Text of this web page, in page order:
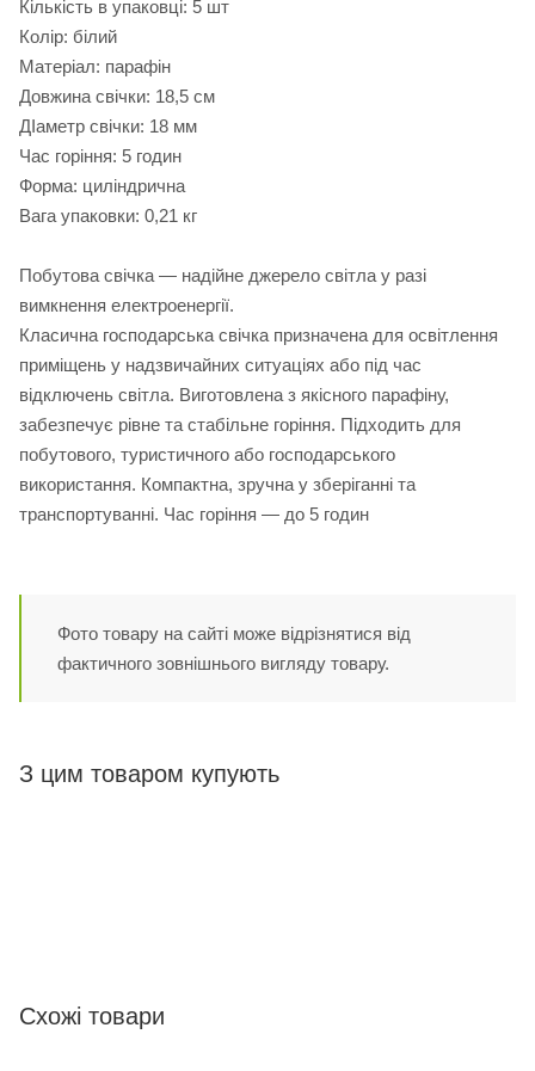
Кількість в упаковці: 5 шт
Колір: білий
Матеріал: парафін
Довжина свічки: 18,5 см
ДІаметр свічки: 18 мм
Час горіння: 5 годин
Форма: циліндрична
Вага упаковки: 0,21 кг
Побутова свічка — надійне джерело світла у разі
вимкнення електроенергії.
Класична господарська свічка призначена для освітлення
приміщень у надзвичайних ситуаціях або під час
відключень світла. Виготовлена з якісного парафіну,
забезпечує рівне та стабільне горіння. Підходить для
побутового, туристичного або господарського
використання. Компактна, зручна у зберіганні та
транспортуванні. Час горіння — до 5 годин
Фото товару на сайті може відрізнятися від
фактичного зовнішнього вигляду товару.
З цим товаром купують
Схожі товари